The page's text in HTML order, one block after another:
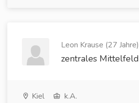
Leon Krause (27 Jahre)
zentrales Mittelfeld
Kiel k.A.